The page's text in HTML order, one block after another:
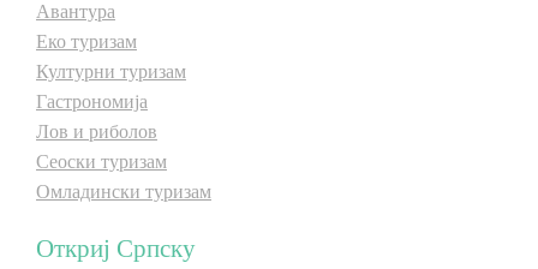
Фото
Видео
E-Brochure
Откриј Српску
Авантура
Еко туризам
Културни туризам
Гастрономија
Лов и риболов
Сеоски туризам
Омладински туризам
Откриј Српску